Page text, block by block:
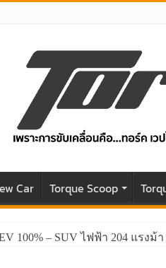
Car Torque Scoop
100% – SUV ไฟฟ้า 204 แรง